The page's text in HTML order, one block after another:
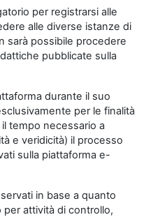
per registrarsi alle
alle diverse istanze di
sarà possibile procedere
pubblicate sulla
durante il suo
per le finalità
tempo necessario a
e veridicità) il processo
sulla piattaforma e-
in base a quanto
attività di controllo,